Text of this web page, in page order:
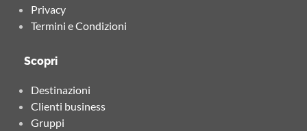
Privacy
Termini e Condizioni
Scopri
Destinazioni
Clienti business
Gruppi